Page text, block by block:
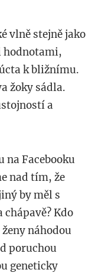
vlně stejně jako
hodnotami,
k bližnímu.
žoky sádla.
a
na Facebooku
nad tím, že
by měl s
Kdo
náhodou
poruchou
geneticky